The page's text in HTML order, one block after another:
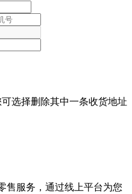
选择删除其中一条收货地址
售服务，通过线上平台为您